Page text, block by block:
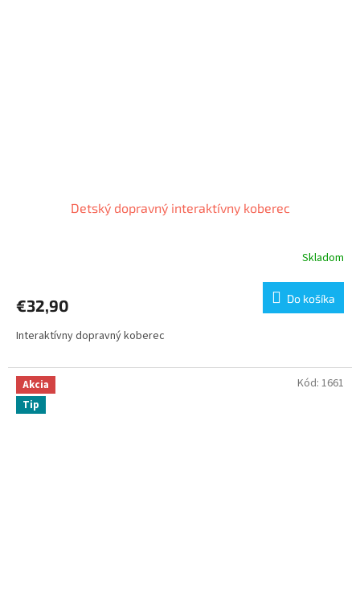
Detský dopravný interaktívny koberec
Skladom
€32,90 Do košíka
Interaktívny dopravný koberec
Akcia
Tip
Kód: 1661